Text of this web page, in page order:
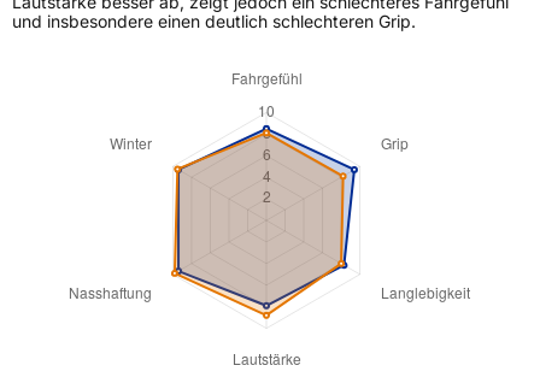
und insbesondere einen deutlich schlechteren Grip.